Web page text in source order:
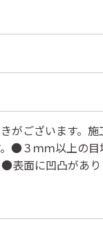
がございます。
●３ｍｍ以上の
表面に凹凸があ